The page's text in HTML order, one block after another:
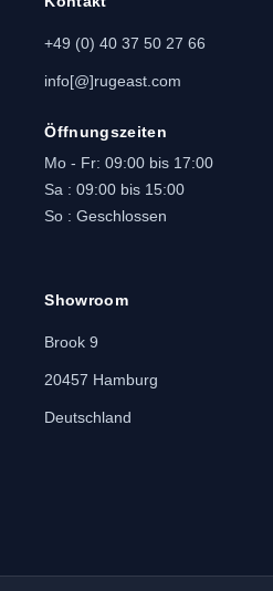
+49 (0) 40 37 50 27 66
info[@]rugeast.com
Öffnungszeiten
Mo - Fr: 09:00 bis 17:00
Sa : 09:00 bis 15:00
So : Geschlossen
Showroom
Brook 9
20457 Hamburg
Deutschland